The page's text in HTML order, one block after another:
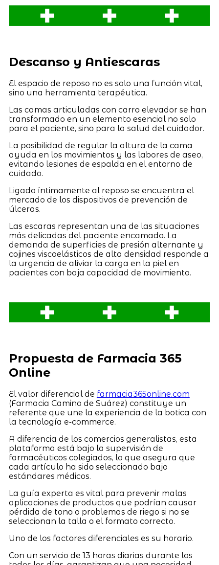
Descanso y Antiescaras
El espacio de reposo no es solo una función vital,
sino una herramienta terapéutica.
Las camas articuladas con carro elevador se han
transformado en un elemento esencial no solo
para el paciente, sino para la salud del cuidador.
La posibilidad de regular la altura de la cama
ayuda en los movimientos y las labores de aseo,
evitando lesiones de espalda en el entorno de
cuidado.
Ligado íntimamente al reposo se encuentra el
mercado de los dispositivos de prevención de
úlceras.
Las escaras representan una de las situaciones
más delicadas del paciente encamado. La
demanda de superficies de presión alternante y
cojines viscoelásticos de alta densidad responde a
la urgencia de aliviar la carga en la piel en
pacientes con baja capacidad de movimiento.
Propuesta de Farmacia 365
Online
El valor diferencial de farmacia365online.com
(Farmacia Camino de Suárez) constituye un
referente que une la experiencia de la botica con
la tecnología e-commerce.
A diferencia de los comercios generalistas, esta
plataforma está bajo la supervisión de
farmacéuticos colegiados, lo que asegura que
cada artículo ha sido seleccionado bajo
estándares médicos.
La guía experta es vital para prevenir malas
aplicaciones de productos que podrían causar
pérdida de tono o problemas de riego si no se
seleccionan la talla o el formato correcto.
Uno de los factores diferenciales es su horario.
Con un servicio de 13 horas diarias durante los